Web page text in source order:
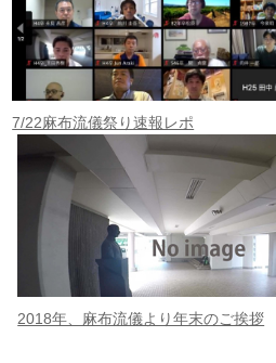
7/22麻布流儀祭り速報レポ
2018年、麻布流儀より年末のご挨拶